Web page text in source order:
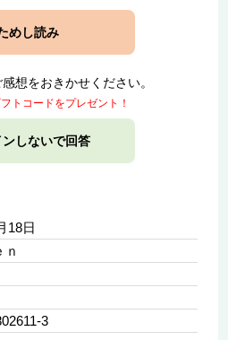
めし読み
想をおきかせください。
トコードをプレゼント！
ンしないで回答
18日
ｎ
3